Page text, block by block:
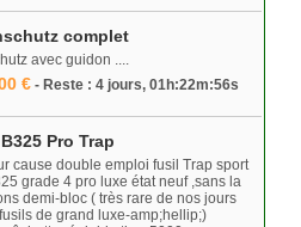
complet
avec guidon ....
€ - Reste : 4 jours, 01h:22m:56s
Pro Trap
cause double emploi fusil Trap sport
grade 4 pro luxe état neuf ,sans la
demi-bloc ( très rare de nos jours
de grand luxe-amp;hellip;)